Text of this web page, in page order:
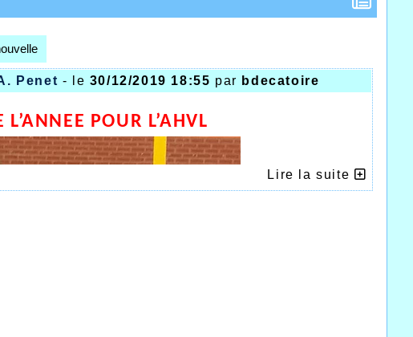
Penet - le 30/12/2019 18:55 par bdecatoire
POUR L’AHVL
Lire la suite